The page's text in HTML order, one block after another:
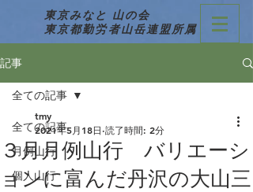
東京みなと 山の会
東京都勤労者山岳連盟所属
記事
全ての記事
月例山行
個人山行
全ての記事
３月月例山行 バリエーシ
ョンに富んだ丹沢の大山三
tmy
2021年5月18日 読了時間: 2分